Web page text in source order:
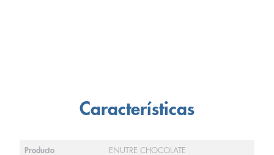
Características
Producto ENUTRE CHOCOLATE